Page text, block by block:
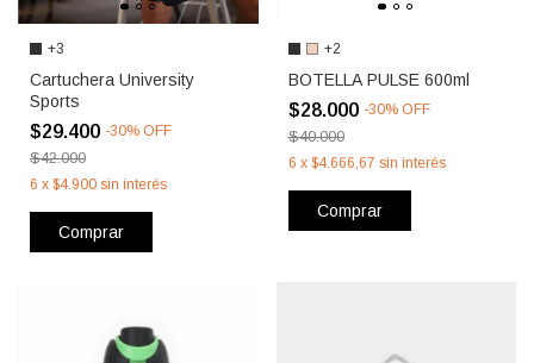
+3
Cartuchera University
Sports
$29.400 -30% OFF
$42.000
6 x $4.900 sin interés
Comprar
+2
BOTELLA PULSE 600ml
$28.000 -30% OFF
$40.000
6 x $4.666,67 sin interés
Comprar